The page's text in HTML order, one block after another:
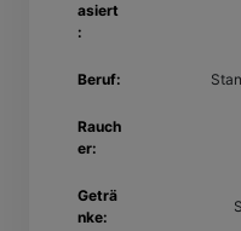
asiert
:
Beruf:
Rauch
er:
Geträ
nke: